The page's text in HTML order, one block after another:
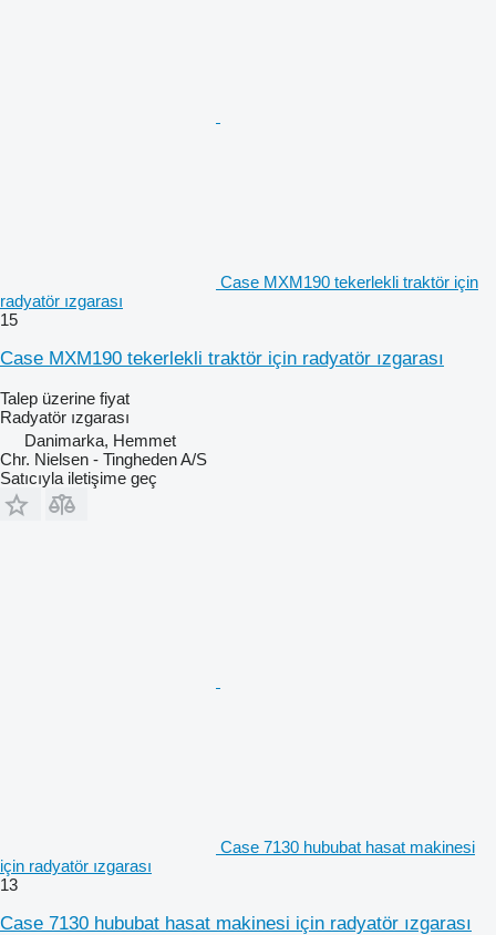
Case MXM190 tekerlekli traktör için
radyatör ızgarası
15
Case MXM190 tekerlekli traktör için radyatör ızgarası
Talep üzerine fiyat
Radyatör ızgarası
Danimarka, Hemmet
Chr. Nielsen - Tingheden A/S
Satıcıyla iletişime geç
Case 7130 hububat hasat makinesi
için radyatör ızgarası
13
Case 7130 hububat hasat makinesi için radyatör ızgarası